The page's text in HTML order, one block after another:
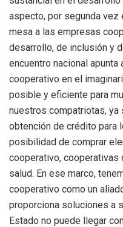
aspecto, por segunda vez
mesa a las empresas
desarrollo, de inclusión y
encuentro nacional apunta
cooperativo en el
posible y eficiente para
nuestros compatriotas, ya
obtención de crédito para
posibilidad de comprar
cooperativo, cooperativas
salud. En ese marco,
cooperativo como un
proporciona soluciones a
Estado no puede llegar